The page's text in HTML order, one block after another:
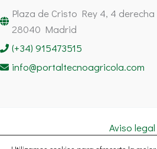
Plaza de Cristo Rey 4, 4 derecha
28040 Madrid
(+34) 915473515
info@portaltecnoagricola.com
Aviso legal
Política de